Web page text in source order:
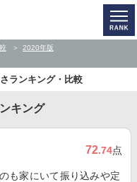
2020年版
ランキング・比較
キング
72.74点
も家にいて振り込みや定